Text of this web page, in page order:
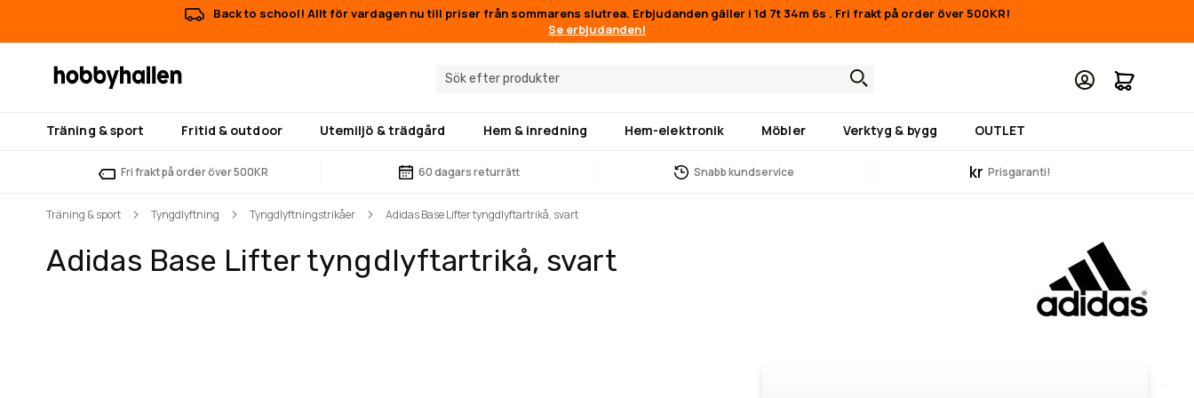
Back to school! Allt för vardagen nu till priser från sommarens slutrea. Erbjudanden gäller i 1d 7t 34m 6s . Fri frakt på order över 500KR!
Se erbjudanden!
Min
Träning & sport Fritid & outdoor Utemiljö & trädgård Hem & inredning Hem-elektronik Möbler Verktyg & bygg OUTLET
Fri frakt på order över 500KR 60 dagars returrätt Snabb kundservice kr Prisgaranti!
Träning & sport Tyngdlyftning Tyngdlyftningstrikåer Adidas Base Lifter tyngdlyftartrikå, svart
Adidas Base Lifter tyngdlyftartrikå, svart